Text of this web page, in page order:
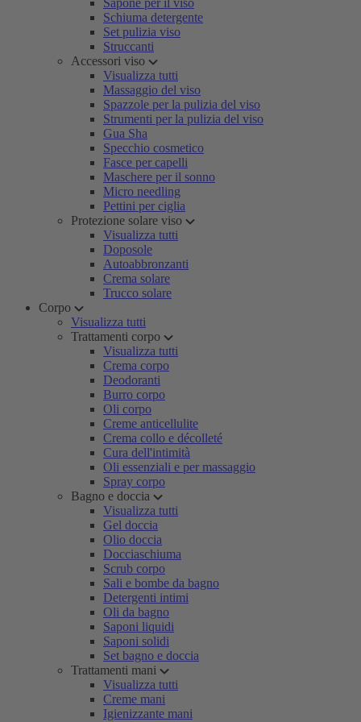
Sapone per il viso
Schiuma detergente
Set pulizia viso
Struccanti
Accessori viso
Visualizza tutti
Massaggio del viso
Spazzole per la pulizia del viso
Strumenti per la pulizia del viso
Gua Sha
Specchio cosmetico
Fasce per capelli
Maschere per il sonno
Micro needling
Pettini per ciglia
Protezione solare viso
Visualizza tutti
Doposole
Autoabbronzanti
Crema solare
Trucco solare
Corpo
Visualizza tutti
Trattamenti corpo
Visualizza tutti
Crema corpo
Deodoranti
Burro corpo
Oli corpo
Creme anticellulite
Crema collo e décolleté
Cura dell'intimità
Oli essenziali e per massaggio
Spray corpo
Bagno e doccia
Visualizza tutti
Gel doccia
Olio doccia
Docciaschiuma
Scrub corpo
Sali e bombe da bagno
Detergenti intimi
Oli da bagno
Saponi liquidi
Saponi solidi
Set bagno e doccia
Trattamenti mani
Visualizza tutti
Creme mani
Igienizzante mani